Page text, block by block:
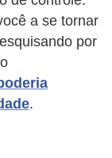
a se tornar
por
.